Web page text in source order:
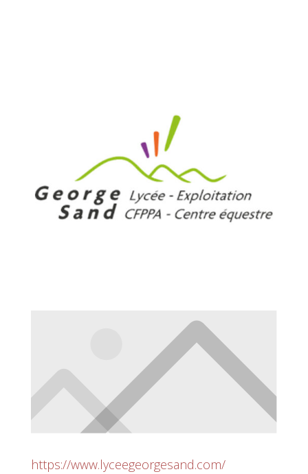
https://www.lyceegeorgesand.com/